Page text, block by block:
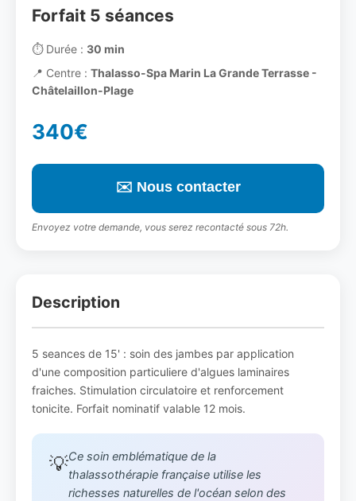
Forfait 5 séances
⏱️Durée : 30 min
📍 Centre : Thalasso-Spa Marin La Grande Terrasse -
Châtelaillon-Plage
340€
✉️ Nous contacter
Envoyez votre demande, vous serez recontacté sous 72h.
Description
5 seances de 15' : soin des jambes par application
d'une composition particuliere d'algues laminaires
fraiches. Stimulation circulatoire et renforcement
tonicite. Forfait nominatif valable 12 mois.
💡Ce soin emblématique de la
thalassothérapie française utilise les
richesses naturelles de l'océan selon des